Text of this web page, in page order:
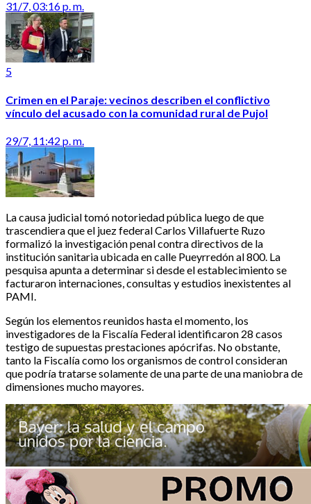
31/7, 03:16 p. m.
5
Crimen en el Paraje: vecinos describen el conflictivo
vínculo del acusado con la comunidad rural de Pujol
29/7, 11:42 p. m.
La causa judicial tomó notoriedad pública luego de que
trascendiera que el juez federal Carlos Villafuerte Ruzo
formalizó la investigación penal contra directivos de la
institución sanitaria ubicada en calle Pueyrredón al 800. La
pesquisa apunta a determinar si desde el establecimiento se
facturaron internaciones, consultas y estudios inexistentes al
PAMI.
Según los elementos reunidos hasta el momento, los
investigadores de la Fiscalía Federal identificaron 28 casos
testigo de supuestas prestaciones apócrifas. No obstante,
tanto la Fiscalía como los organismos de control consideran
que podría tratarse solamente de una parte de una maniobra de
dimensiones mucho mayores.